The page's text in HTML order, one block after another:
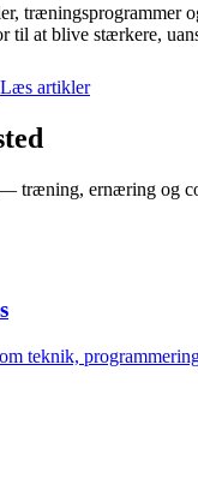
træningsprogrammer
til at blive stærkere,
Læs artikler
træning, ernæring og
teknik,